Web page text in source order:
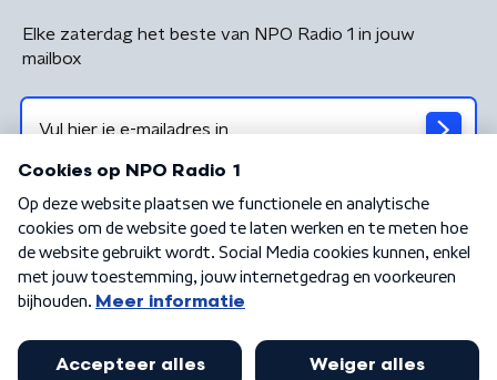
Elke zaterdag het beste van NPO Radio 1 in jouw
mailbox
Algemene voorwaarden